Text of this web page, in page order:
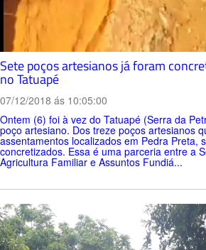
Sete poços artesianos já foram
no Tatuapé
07/12/2018 ás 10:05:00
Ontem (6) foi à vez do Tatuapé (Serra da
poço artesiano. Dos treze poços artesianos
assentamentos localizados em Pedra Preta,
concretizados. Essa é uma parceria entre a
Agricultura Familiar e Assuntos Fundiá...